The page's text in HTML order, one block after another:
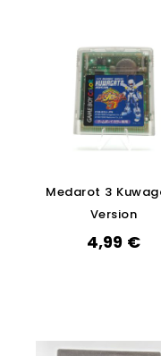
Medarot 3
Version
4,99 €